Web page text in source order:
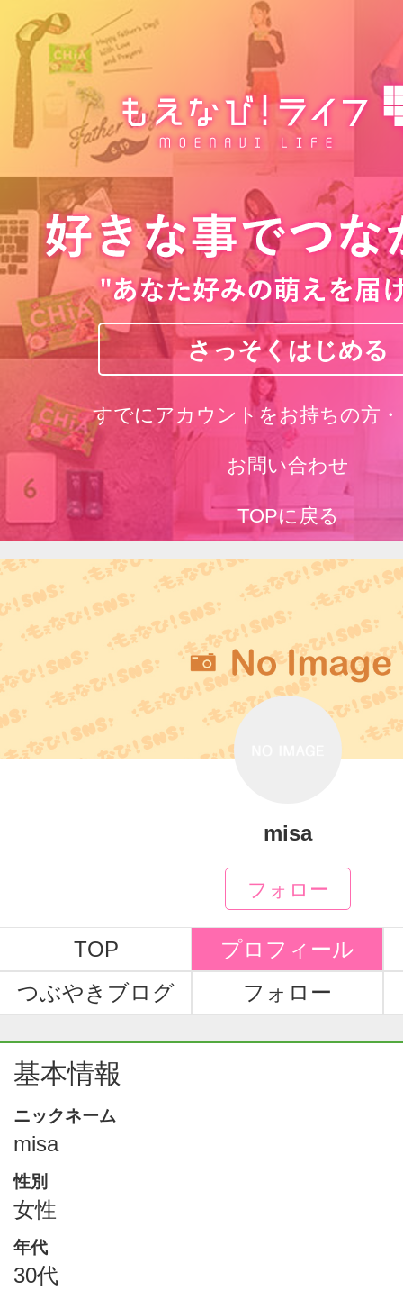
さっそくはじめる
すでにアカウントをお持ちの方
お問い合わせ
TOPに戻る
misa
フォロー
TOP
プロフィール
つぶやきブログ
フォロー
基本情報
ニックネーム
misa
性別
女性
年代
30代